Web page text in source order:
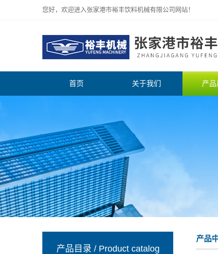
您好，欢迎进入张家港市裕丰饮料机械有限公司网站！
首页 关于我们 产
产品目录 / Product catalog
产品